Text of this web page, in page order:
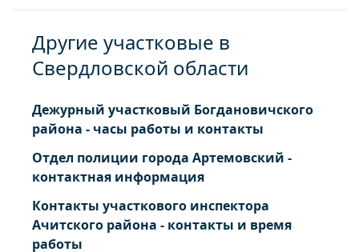
Другие участковые в
Свердловской области
Дежурный участковый Богдановичского
района - часы работы и контакты
Отдел полиции города Артемовский -
контактная информация
Контакты участкового инспектора
Ачитского района - контакты и время
работы